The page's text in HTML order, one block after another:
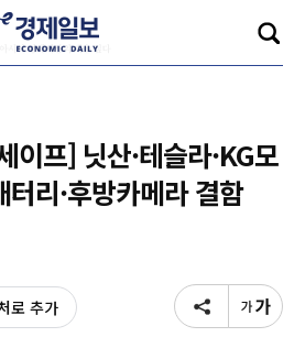
이프] 닛산·테슬라·KG모
리·후방카메라 결함
로 추가